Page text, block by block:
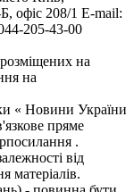
208/1 E-mail:
205-43-00
на
на
« Новини України
пряме
.
від
матеріалів.